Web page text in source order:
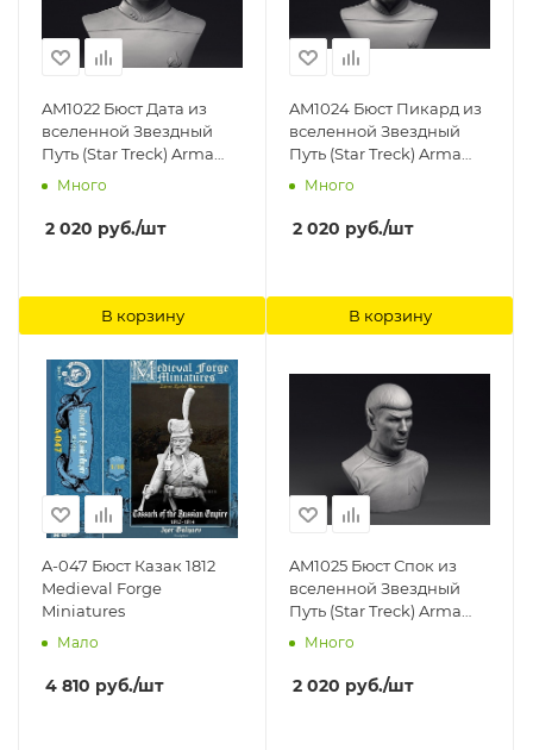
AM1022 Бюст Дата из
вселенной Звездный
Путь (Star Treck) Arma
Models
Много
2 020 руб./шт
В корзину
AM1024 Бюст Пикард из
вселенной Звездный
Путь (Star Treck) Arma
Models
Много
2 020 руб./шт
В корзину
A-047 Бюст Казак 1812
Medieval Forge
Miniatures
Мало
4 810 руб./шт
AM1025 Бюст Спок из
вселенной Звездный
Путь (Star Treck) Arma
Models
Много
2 020 руб./шт